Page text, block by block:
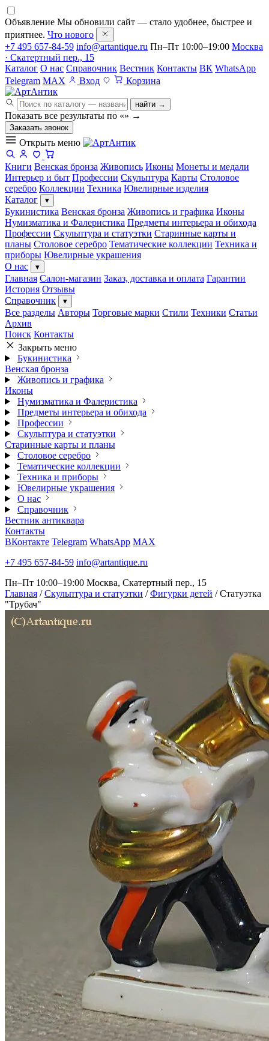
Объявление Мы обновили сайт — стало удобнее, быстрее и
приятнее. Что нового
+7 495 657-84-59 info@artantique.ru Пн–Пт 10:00–19:00 Москва
· Скатертный пер., 15
Каталог О нас Справочник Вестник Контакты ВК WhatsApp
Telegram MAX Вход Корзина
найти →
Показать все результаты по «» →
Заказать звонок
Открыть меню
Книги Венская бронза Живопись Иконы Монеты и медали
Интерьер и быт Профессии Скульптура Карты Столовое
серебро Коллекции Техника Ювелирные изделия
Каталог
▾
Букинистика Венская бронза Живопись и графика Иконы
Нумизматика и Фалеристика Предметы интерьера и обихода
Профессии Скульптура и статуэтки Старинные карты и
планы Столовое серебро Тематические коллекции Техника и
приборы Ювелирные украшения
О нас
▾
Главная Салон-магазин Заказ, доставка и оплата Гарантии
История Отзывы
Справочник
▾
Все разделы Авторы Торговые марки Стили Техники Статьи
Архив
Поиск Контакты
Закрыть меню
Букинистика
Венская бронза
Живопись и графика
Иконы
Нумизматика и Фалеристика
Предметы интерьера и обихода
Профессии
Скульптура и статуэтки
Старинные карты и планы
Столовое серебро
Тематические коллекции
Техника и приборы
Ювелирные украшения
О нас
Справочник
Вестник антиквара
Контакты
ВКонтакте Telegram WhatsApp MAX
+7 495 657-84-59 info@artantique.ru
Пн–Пт 10:00–19:00 Москва, Скатертный пер., 15
Главная / Скульптура и статуэтки / Фигурки детей / Статуэтка
"Трубач"